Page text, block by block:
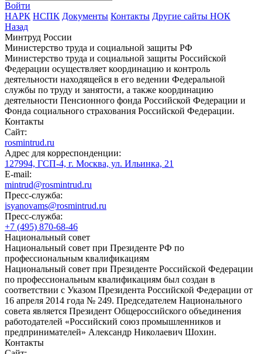
Войти
НАРК НСПК Документы Контакты Другие сайты НОК
Назад
Минтруд России
Министерство труда и социальной защиты РФ
Министерство труда и социальной защиты Российской
Федерации осуществляет координацию и контроль
деятельности находящейся в его ведении Федеральной
службы по труду и занятости, а также координацию
деятельности Пенсионного фонда Российской Федерации и
Фонда социального страхования Российской Федерации.
Контакты
Сайт:
rosmintrud.ru
Адрес для корреспонденции:
127994, ГСП-4, г. Москва, ул. Ильинка, 21
E-mail:
mintrud@rosmintrud.ru
Пресс-служба:
isyanovams@rosmintrud.ru
Пресс-служба:
+7 (495) 870-68-46
Национальный совет
Национальный совет при Президенте РФ по
профессиональным квалификациям
Национальный совет при Президенте Российской Федерации
по профессиональным квалификациям был создан в
соответствии с Указом Президента Российской Федерации от
16 апреля 2014 года № 249. Председателем Национального
совета является Президент Общероссийского объединения
работодателей «Российский союз промышленников и
предпринимателей» Александр Николаевич Шохин.
Контакты